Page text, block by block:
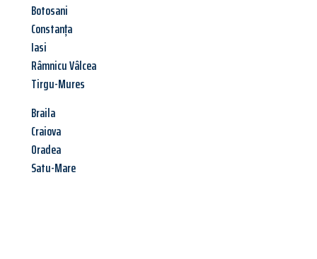
Botosani
Constanța
Iasi
Râmnicu Vâlcea
Tirgu-Mures
Braila
Craiova
Oradea
Satu-Mare